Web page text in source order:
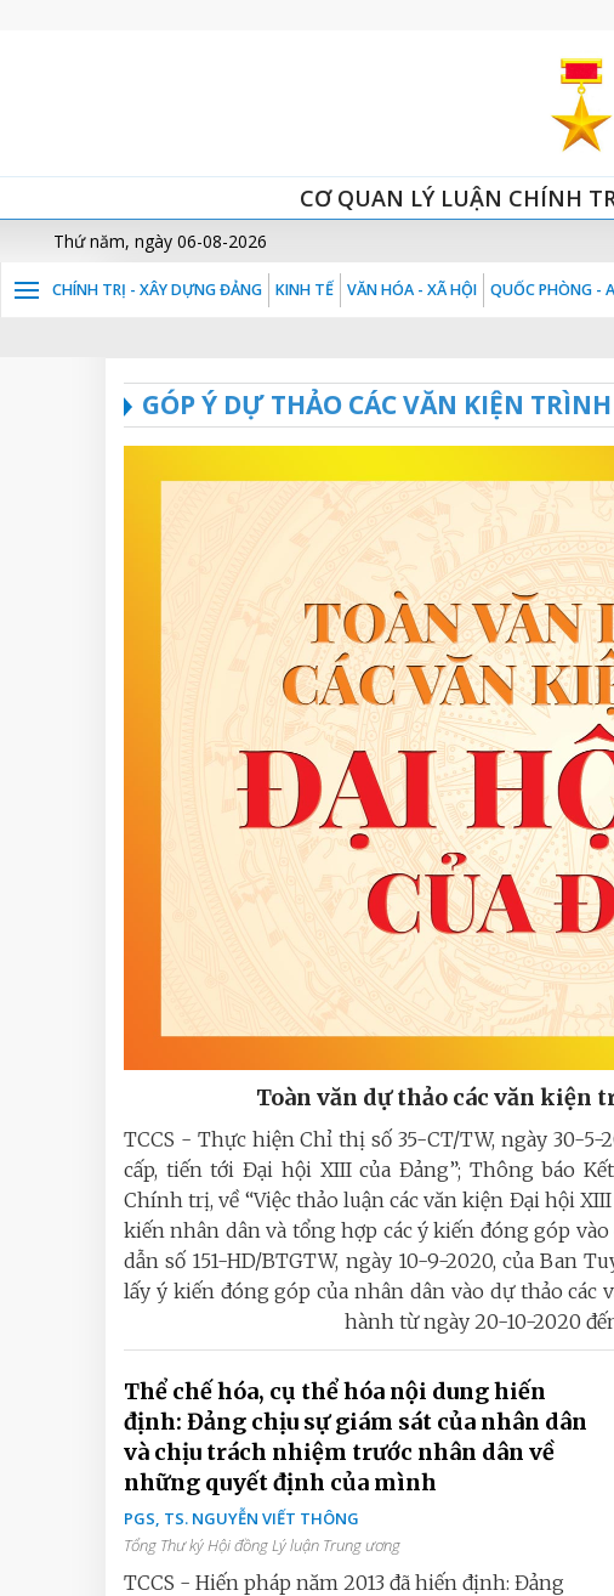
CƠ QUAN LÝ LUẬN CHÍNH
Thứ năm, ngày 06-08-2026
CHÍNH TRỊ - XÂY DỰNG ĐẢNG KINH TẾ VĂN HÓA - XÃ HỘI QUỐC PHÒNG -
GÓP Ý DỰ THẢO CÁC VĂN KIỆN
Toàn văn dự thảo các văn
TCCS - Thực hiện Chỉ thị số 35-CT/TW, ngày 30-5-
cấp, tiến tới Đại hội XIII của Đảng”; Thông báo
Chính trị, về “Việc thảo luận các văn kiện Đại hội
kiến nhân dân và tổng hợp các ý kiến đóng góp
dẫn số 151-HD/BTGTW, ngày 10-9-2020, của Ban
lấy ý kiến đóng góp của nhân dân vào dự thảo
hành từ ngày 20-10-2020
Thể chế hóa, cụ thể hóa nội dung hiến
định: Đảng chịu sự giám sát của nhân dân
và chịu trách nhiệm trước nhân dân về
những quyết định của mình
PGS, TS. NGUYỄN VIẾT THÔNG
Tổng Thư ký Hội đồng Lý luận Trung ương
TCCS - Hiến pháp năm 2013 đã hiến định: Đảng